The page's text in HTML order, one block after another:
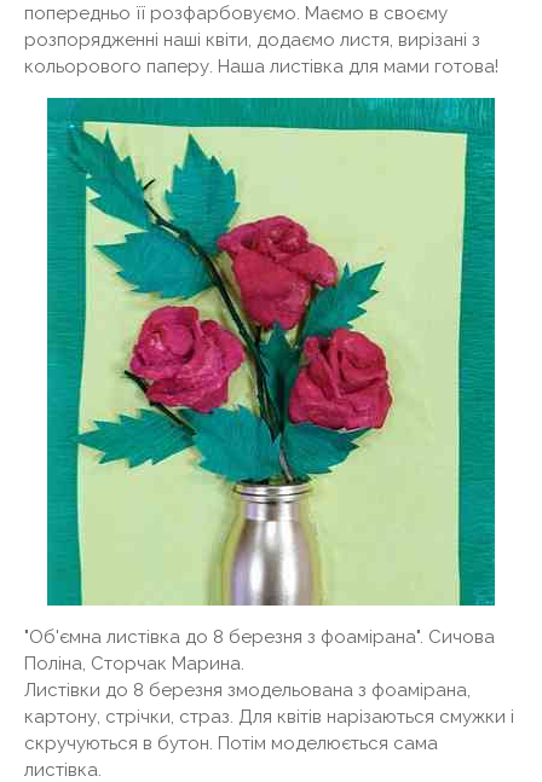
попередньо її розфарбовуємо. Маємо в своєму
розпорядженні наші квіти, додаємо листя, вирізані з
кольорового паперу. Наша листівка для мами готова!
"Об'ємна листівка до 8 березня з фоамірана". Сичова
Поліна, Сторчак Марина.
Листівки до 8 березня змодельована з фоамірана,
картону, стрічки, страз. Для квітів нарізаються смужки і
скручуються в бутон. Потім моделюється сама
листівка.